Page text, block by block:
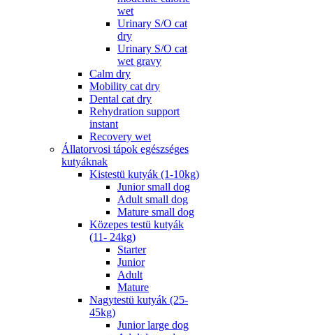
wet
Urinary S/O cat
dry
Urinary S/O cat
wet gravy
Calm dry
Mobility cat dry
Dental cat dry
Rehydration support
instant
Recovery wet
Állatorvosi tápok egészséges
kutyáknak
Kistestü kutyák (1-10kg)
Junior small dog
Adult small dog
Mature small dog
Közepes testü kutyák
(11- 24kg)
Starter
Junior
Adult
Mature
Nagytestü kutyák (25-
45kg)
Junior large dog